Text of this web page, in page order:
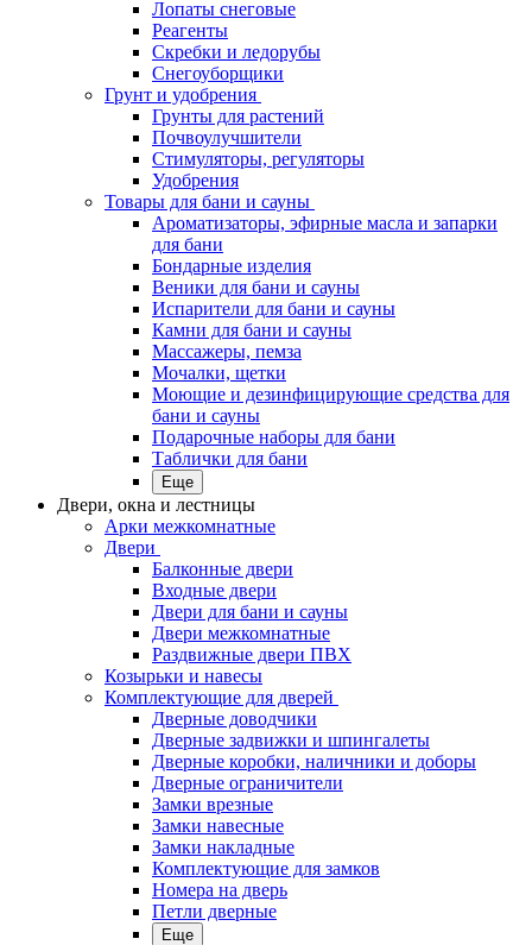
Лопаты снеговые
Реагенты
Скребки и ледорубы
Снегоуборщики
Грунт и удобрения
Грунты для растений
Почвоулучшители
Стимуляторы, регуляторы
Удобрения
Товары для бани и сауны
Ароматизаторы, эфирные масла и запарки
для бани
Бондарные изделия
Веники для бани и сауны
Испарители для бани и сауны
Камни для бани и сауны
Массажеры, пемза
Мочалки, щетки
Моющие и дезинфицирующие средства для
бани и сауны
Подарочные наборы для бани
Таблички для бани
Еще
Двери, окна и лестницы
Арки межкомнатные
Двери
Балконные двери
Входные двери
Двери для бани и сауны
Двери межкомнатные
Раздвижные двери ПВХ
Козырьки и навесы
Комплектующие для дверей
Дверные доводчики
Дверные задвижки и шпингалеты
Дверные коробки, наличники и доборы
Дверные ограничители
Замки врезные
Замки навесные
Замки накладные
Комплектующие для замков
Номера на дверь
Петли дверные
Еще